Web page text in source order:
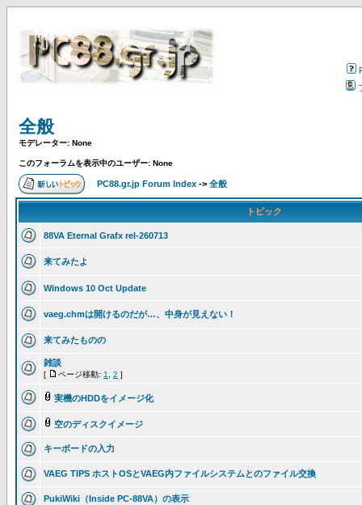
全般
モデレーター: None
このフォーラムを表示中のユーザー: None
PC88.gr.jp Forum Index -> 全般
トピック
88VA Eternal Grafx rel-260713
来てみたよ
Windows 10 Oct Update
vaeg.chmは開けるのだが…、中身が見えない！
来てみたものの
雑談
[ ページ移動: 1 2 ]
実機のHDDをイメージ化
空のディスクイメージ
キーボードの入力
VAEG TIPS ホストOSとVAEG内ファイルシステムとのファイル交換
PukiWiki（Inside PC-88VA）の表示